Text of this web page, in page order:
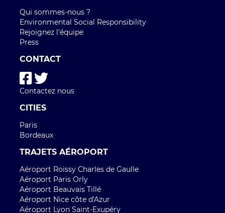
Qui sommes-nous ?
Environmental Social Responsibility
Rejoignez l'équipe
Press
CONTACT
Contactez nous
CITIES
Paris
Bordeaux
TRAJETS AÉROPORT
Aéroport Roissy Charles de Gaulle
Aéroport Paris Orly
Aéroport Beauvais Tillé
Aéroport Nice côte d'Azur
Aéroport Lyon Saint-Exupéry